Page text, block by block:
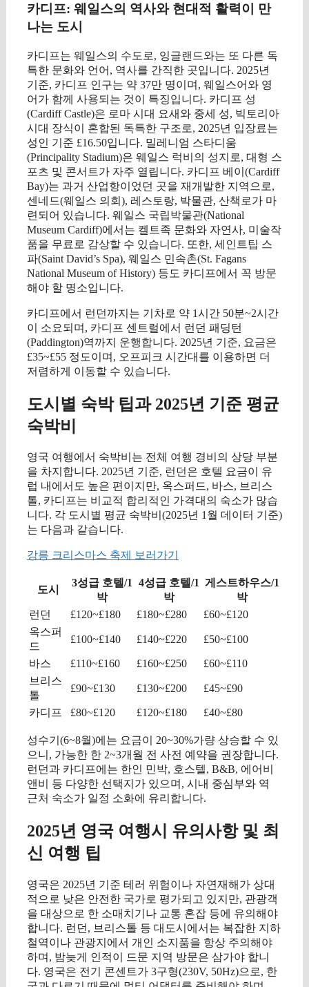
카디프: 웨일스의 역사와 현대적 활력이 만
나는 도시
카디프는 웨일스의 수도로, 잉글랜드와는 또 다른 독
특한 문화와 언어, 역사를 간직한 곳입니다. 2025년
기준, 카디프 인구는 약 37만 명이며, 웨일스어와 영
어가 함께 사용되는 것이 특징입니다. 카디프 성
(Cardiff Castle)은 로마 시대 요새와 중세 성, 빅토리아
시대 장식이 혼합된 독특한 구조로, 2025년 입장료는
성인 기준 £16.50입니다. 밀레니엄 스타디움
(Principality Stadium)은 웨일스 럭비의 성지로, 대형 스
포츠 및 콘서트가 자주 열립니다. 카디프 베이(Cardiff
Bay)는 과거 산업항이었던 곳을 재개발한 지역으로,
센네드(웨일스 의회), 레스토랑, 박물관, 산책로가 마
련되어 있습니다. 웨일스 국립박물관(National
Museum Cardiff)에서는 켈트족 문화와 자연사, 미술작
품을 무료로 감상할 수 있습니다. 또한, 세인트팁 스
파(Saint David’s Spa), 웨일스 민속촌(St. Fagans
National Museum of History) 등도 카디프에서 꼭 방문
해야 할 명소입니다.
카디프에서 런던까지는 기차로 약 1시간 50분~2시간
이 소요되며, 카디프 센트럴에서 런던 패딩턴
(Paddington)역까지 운행합니다. 2025년 기준, 요금은
£35~£55 정도이며, 오프피크 시간대를 이용하면 더
저렴하게 이동할 수 있습니다.
도시별 숙박 팁과 2025년 기준 평균
숙박비
영국 여행에서 숙박비는 전체 여행 경비의 상당 부분
을 차지합니다. 2025년 기준, 런던은 호텔 요금이 유
럽 내에서도 높은 편이지만, 옥스퍼드, 바스, 브리스
톨, 카디프는 비교적 합리적인 가격대의 숙소가 많습
니다. 각 도시별 평균 숙박비(2025년 1월 데이터 기준)
는 다음과 같습니다.
강릉 크리스마스 축제 보러가기
도시
3성급 호텔/1
박
4성급 호텔/1
박
게스트하우스/1
박
런던
£120~£180 £180~£280
£60~£120
옥스퍼
드
£100~£140 £140~£220 £50~£100
바스 £110~£160 £160~£250
£60~£110
브리스
톨
£90~£130 £130~£200 £45~£90
카디프 £80~£120 £120~£180 £40~£80
성수기(6~8월)에는 요금이 20~30%가량 상승할 수 있
으니, 가능한 한 2~3개월 전 사전 예약을 권장합니다.
런던과 카디프에는 한인 민박, 호스텔, B&B, 에어비
앤비 등 다양한 선택지가 있으며, 시내 중심부와 역
근처 숙소가 일정 소화에 유리합니다.
2025년 영국 여행시 유의사항 및 최
신 여행 팁
영국은 2025년 기준 테러 위험이나 자연재해가 상대
적으로 낮은 안전한 국가로 평가되고 있지만, 관광객
을 대상으로 한 소매치기나 교통 혼잡 등에 유의해야
합니다. 런던, 브리스톨 등 대도시에서는 복잡한 지하
철역이나 관광지에서 개인 소지품을 항상 주의해야
하며, 밤늦게 인적이 드문 지역 방문은 삼가야 합니
다. 영국은 전기 콘센트가 3구형(230V, 50Hz)으로, 한